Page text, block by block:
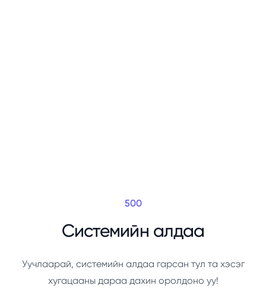
500
Системийн алдаа
Уучлаарай, системийн алдаа гарсан тул та хэсэг
хугацааны дараа дахин оролдоно уу!